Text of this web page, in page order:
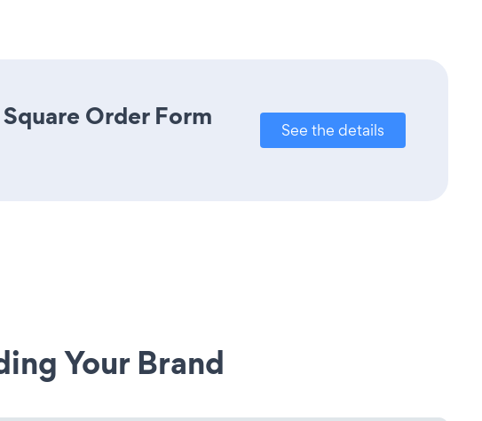
Order Form
See the details
Your Brand